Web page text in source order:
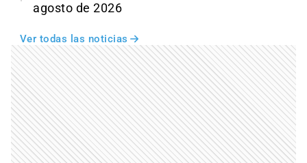
agosto de 2026
Ver todas las noticias